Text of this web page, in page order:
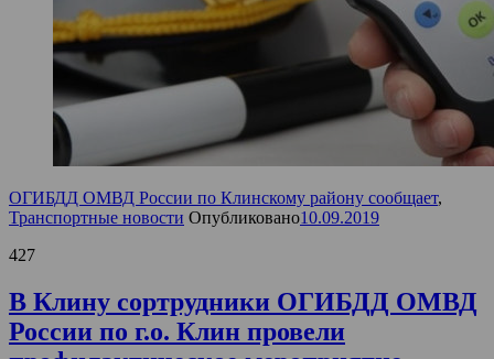
ОГИБДД ОМВД России по Клинскому району сообщает,
Транспортные новости Опубликовано10.09.2019
427
В Клину сортрудники ОГИБДД ОМВД
России по г.о. Клин провели